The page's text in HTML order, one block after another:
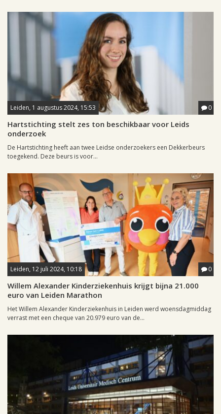
Leiden, 1 augustus 2024, 15:53 0
Hartstichting stelt zes ton beschikbaar voor Leids
onderzoek
De Hartstichting heeft aan twee Leidse onderzoekers een Dekkerbeurs
toegekend. Deze beurs is voor...
Leiden, 12 juli 2024, 10:18 0
Willem Alexander Kinderziekenhuis krijgt bijna 21.000
euro van Leiden Marathon
Het Willem Alexander Kinderziekenhuis in Leiden werd woensdagmiddag
verrast met een cheque van 20.979 euro van de...